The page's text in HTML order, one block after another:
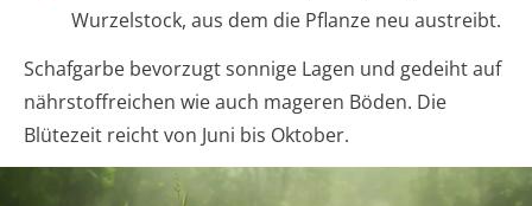
Wurzelstock, aus dem die Pflanze neu austreibt.
Schafgarbe bevorzugt sonnige Lagen und gedeiht auf
nährstoffreichen wie auch mageren Böden. Die
Blütezeit reicht von Juni bis Oktober.